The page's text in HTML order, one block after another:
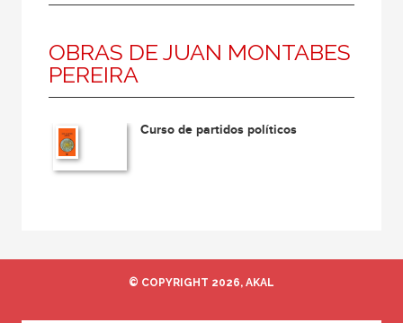
Coordinador
Editor
Escritor
Escritora
Traductor
OBRAS DE JUAN MONTABES
PEREIRA
Curso de partidos políticos
© COPYRIGHT 2026, AKAL